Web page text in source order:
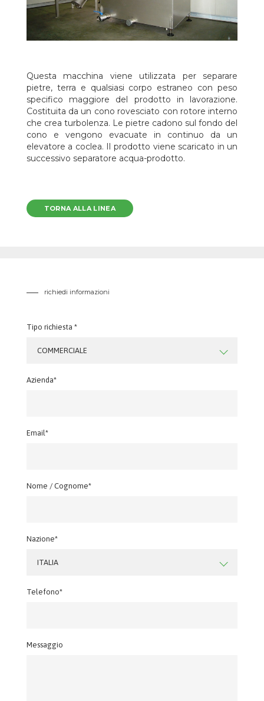
Questa macchina viene utilizzata per separare
pietre, terra e qualsiasi corpo estraneo con peso
specifico maggiore del prodotto in lavorazione.
Costituita da un cono rovesciato con rotore interno
che crea turbolenza. Le pietre cadono sul fondo del
cono e vengono evacuate in continuo da un
elevatore a coclea. Il prodotto viene scaricato in un
successivo separatore acqua-prodotto.
TORNA ALLA LINEA
richiedi informazioni
Tipo richiesta *
COMMERCIALE
Azienda*
Email*
Nome / Cognome*
Nazione*
ITALIA
Telefono*
Messaggio